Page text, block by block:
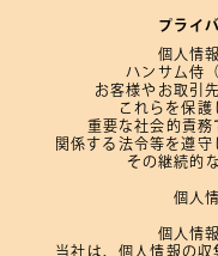
プライ
個人情
ハンサム侍
お客様やお取引
これらを保護
重要な社会的責務
関係する法令等を遵守
その継続的
個人
個人情
当社は、個人情報の収